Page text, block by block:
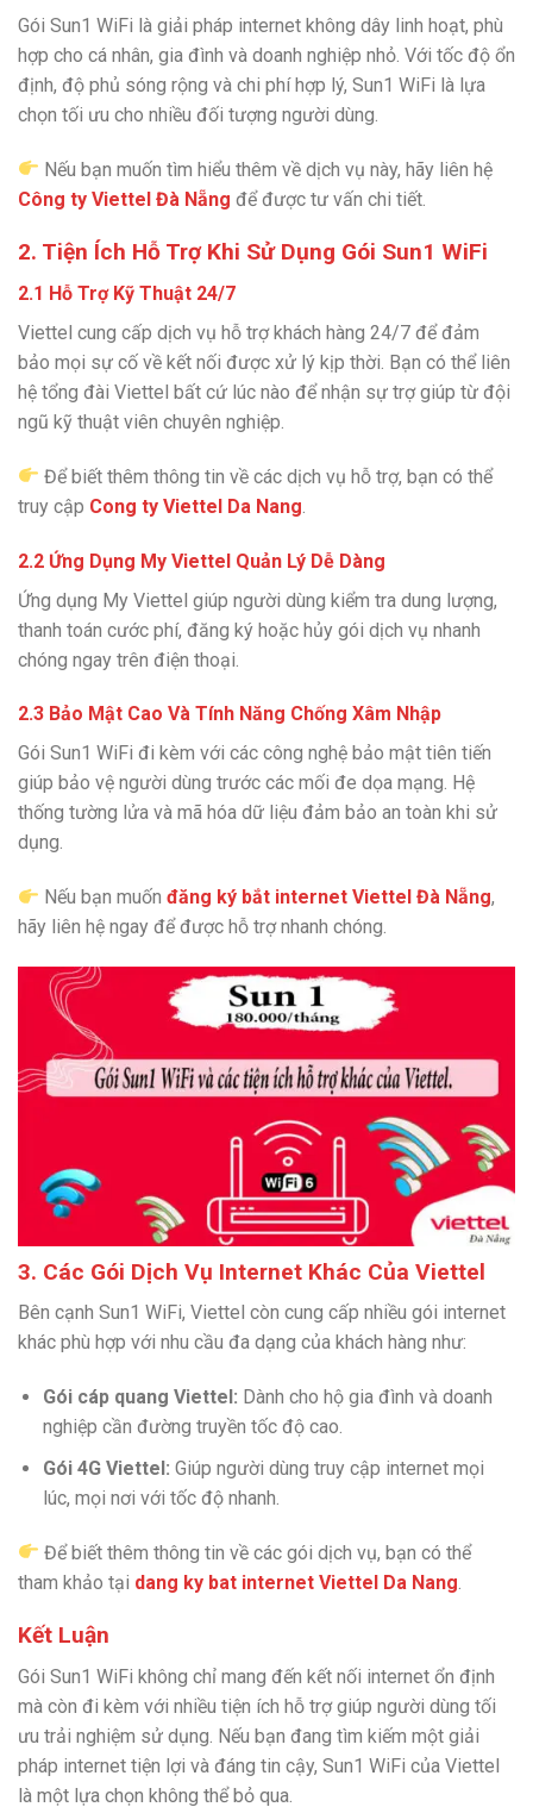
Gói Sun1 WiFi là giải pháp internet không dây linh hoạt, phù
hợp cho cá nhân, gia đình và doanh nghiệp nhỏ. Với tốc độ ổn
định, độ phủ sóng rộng và chi phí hợp lý, Sun1 WiFi là lựa
chọn tối ưu cho nhiều đối tượng người dùng.
Nếu bạn muốn tìm hiểu thêm về dịch vụ này, hãy liên hệ
Công ty Viettel Đà Nẵng để được tư vấn chi tiết.
2. Tiện Ích Hỗ Trợ Khi Sử Dụng Gói Sun1 WiFi
2.1 Hỗ Trợ Kỹ Thuật 24/7
Viettel cung cấp dịch vụ hỗ trợ khách hàng 24/7 để đảm
bảo mọi sự cố về kết nối được xử lý kịp thời. Bạn có thể liên
hệ tổng đài Viettel bất cứ lúc nào để nhận sự trợ giúp từ đội
ngũ kỹ thuật viên chuyên nghiệp.
Để biết thêm thông tin về các dịch vụ hỗ trợ, bạn có thể
truy cập Cong ty Viettel Da Nang
2.2 Ứng Dụng My Viettel Quản Lý Dễ Dàng
Ứng dụng My Viettel giúp người dùng kiểm tra dung lượng,
thanh toán cước phí, đăng ký hoặc hủy gói dịch vụ nhanh
chóng ngay trên điện thoại.
2.3 Bảo Mật Cao Và Tính Năng Chống Xâm Nhập
Gói Sun1 WiFi đi kèm với các công nghệ bảo mật tiên tiến
giúp bảo vệ người dùng trước các mối đe dọa mạng. Hệ
thống tường lửa và mã hóa dữ liệu đảm bảo an toàn khi sử
dụng.
Nếu bạn muốnđăng ký bắt internet Viettel Đà Nẵng,
hãy liên hệ ngay để được hỗ trợ nhanh chóng.
3. Các Gói Dịch Vụ Internet Khác Của Viettel
Bên cạnh Sun1 WiFi, Viettel còn cung cấp nhiều gói internet
khác phù hợp với nhu cầu đa dạng của khách hàng như:
Gói cáp quang Viettel: Dành cho hộ gia đình và doanh
nghiệp cần đường truyền tốc độ cao.
Gói 4G Viettel: Giúp người dùng truy cập internet mọi
lúc, mọi nơi với tốc độ nhanh.
Để biết thêm thông tin về các gói dịch vụ, bạn có thể
tham khảo tại dang ky bat internet Viettel Da Nang
Kết Luận
Gói Sun1 WiFi không chỉ mang đến kết nối internet ổn định
mà còn đi kèm với nhiều tiện ích hỗ trợ giúp người dùng tối
ưu trải nghiệm sử dụng. Nếu bạn đang tìm kiếm một giải
pháp internet tiện lợi và đáng tin cậy, Sun1 WiFi của Viettel
là một lựa chọn không thể bỏ qua.